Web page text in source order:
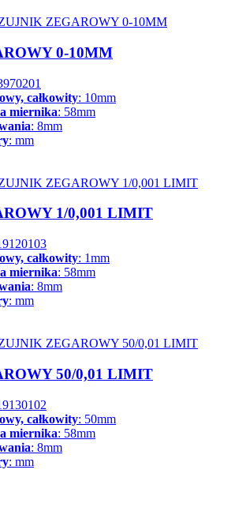
0-10MM
całkowity: 10mm
miernika: 58mm
: 8mm
: mm
1/0,001 LIMIT
całkowity: 1mm
miernika: 58mm
: 8mm
: mm
50/0,01 LIMIT
całkowity: 50mm
miernika: 58mm
: 8mm
: mm